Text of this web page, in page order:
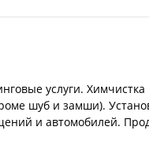
услуги. Химчистка
шуб и замши).
и автомобилей.